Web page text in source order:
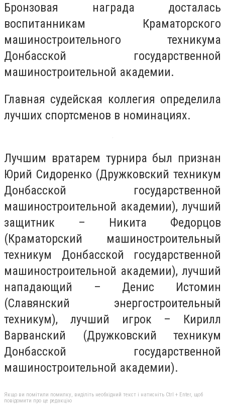
Бронзовая награда досталась
воспитанникам Краматорского
машиностроительного техникума
Донбасской государственной
машиностроительной академии.
Главная судейская коллегия определила
лучших спортсменов в номинациях.
Лучшим вратарем турнира был признан
Юрий Сидоренко (Дружковский техникум
Донбасской государственной
машиностроительной академии), лучший
защитник – Никита Федорцов
(Краматорский машиностроительный
техникум Донбасской государственной
машиностроительной академии), лучший
нападающий – Денис Истомин
(Славянский энергостроительный
техникум), лучший игрок – Кирилл
Варванский (Дружковский техникум
Донбасской государственной
машиностроительной академии).
Якщо ви помітили помилку, виділіть необхідний текст і натисніть Ctrl + Enter, щоб
повідомити про це редакцію